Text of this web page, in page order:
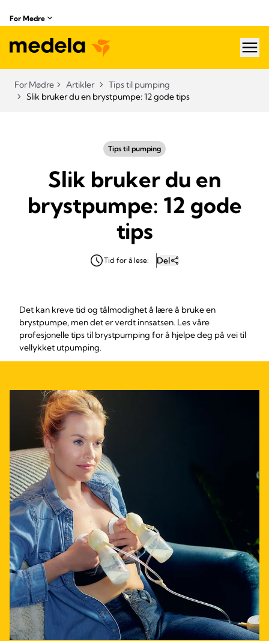
For Mødre
For Mødre Artikler
Tips til pumping
Slik bruker du en brystpumpe: 12 gode tips
Tips til pumping
Slik bruker du en
brystpumpe: 12 gode
tips
Tid for å lese: Del
Det kan kreve tid og tålmodighet å lære å bruke en
brystpumpe, men det er verdt innsatsen. Les våre
profesjonelle tips til brystpumping for å hjelpe deg på vei til
vellykket utpumping.